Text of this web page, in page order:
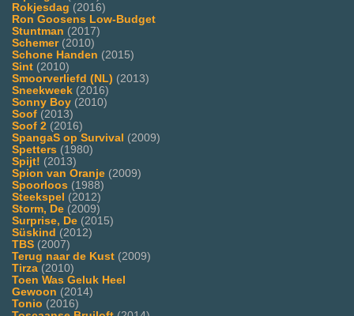
Rokjesdag (2016)
Ron Goosens Low-Budget
Stuntman (2017)
Schemer(2010)
Schone Handen (2015)
Sint (2010)
Smoorverliefd (NL) (2013)
Sneekweek (2016)
Sonny Boy (2010)
Soof (2013)
Soof 2 (2016)
SpangaS op Survival (2009)
Spetters (1980)
Spijt! (2013)
Spion van Oranje (2009)
Spoorloos (1988)
Steekspel (2012)
Storm, De (2009)
Surprise, De (2015)
Süskind (2012)
TBS (2007)
Terug naar de Kust (2009)
Tirza (2010)
Toen Was Geluk Heel
Gewoon (2014)
Tonio (2016)